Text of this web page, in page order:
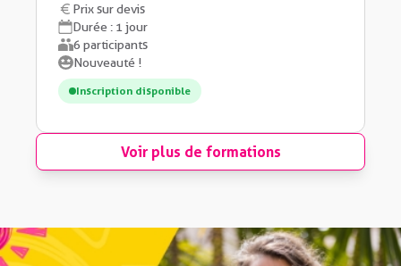
Prix sur devis
Durée : 1 jour
6 participants
Nouveauté !
Inscription disponible
Voir plus de formations